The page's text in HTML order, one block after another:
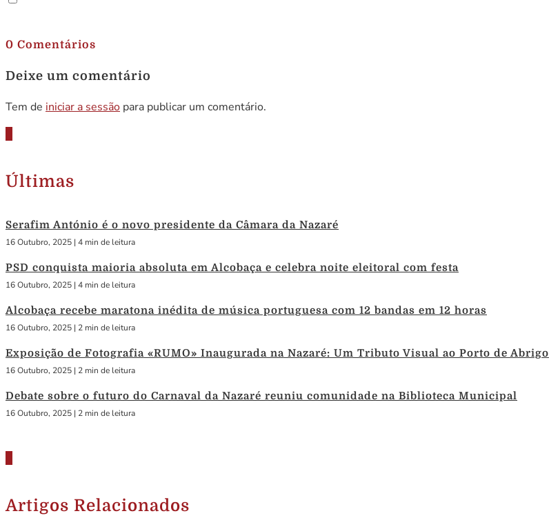
0 Comentários
Deixe um comentário
Tem de iniciar a sessão para publicar um comentário.
Últimas
Serafim António é o novo presidente da Câmara da Nazaré
16 Outubro, 2025 | 4 min de leitura
PSD conquista maioria absoluta em Alcobaça e celebra noite eleitoral com festa
16 Outubro, 2025 | 4 min de leitura
Alcobaça recebe maratona inédita de música portuguesa com 12 bandas em 12 horas
16 Outubro, 2025 | 2 min de leitura
Exposição de Fotografia «RUMO» Inaugurada na Nazaré: Um Tributo Visual ao Porto de Abrigo
16 Outubro, 2025 | 2 min de leitura
Debate sobre o futuro do Carnaval da Nazaré reuniu comunidade na Biblioteca Municipal
16 Outubro, 2025 | 2 min de leitura
Artigos Relacionados